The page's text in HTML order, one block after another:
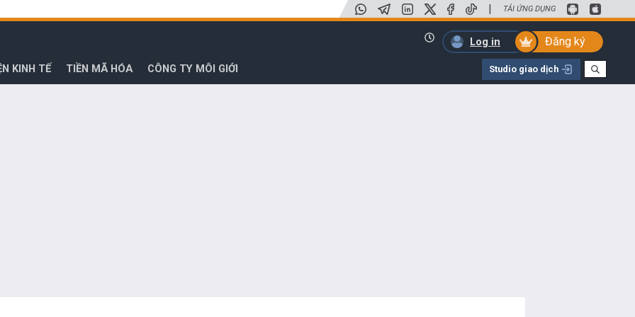
| TẢI ỨNG DỤNG
Log in
Đăng ký
KINH TẾ TIỀN MÃ HÓA CÔNG TY MÔI GIỚI Studio giao dịch